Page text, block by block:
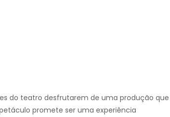
do teatro desfrutarem de uma produção que
promete ser uma experiência